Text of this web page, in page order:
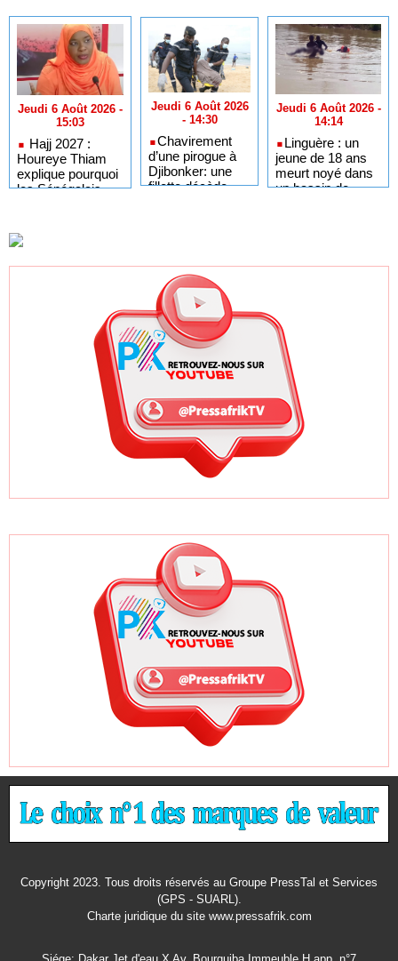
Jeudi 6 Août 2026 -
15:03
Hajj 2027 :
Houreye Thiam
explique pourquoi
les Sénégalais
Jeudi 6 Août 2026
- 14:30
​Chavirement
d’une pirogue à
Djibonker: une
fillette décède,
Jeudi 6 Août 2026 -
14:14
​Linguère : un
jeune de 18 ans
meurt noyé dans
un bassin de
Copyright 2023. Tous droits réservés au Groupe PressTal et Services
(GPS - SUARL).
Charte juridiquedu site www.pressafrik.com